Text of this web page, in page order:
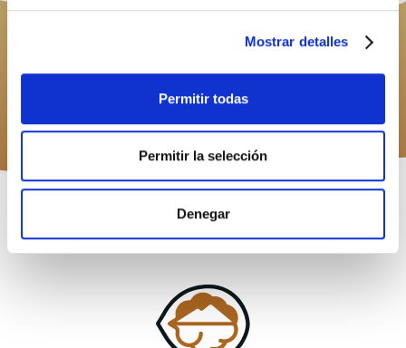
Mostrar detalles
Permitir todas
Permitir la selección
Denegar
¿Sabes la cantidad de beneficios que tienen las nueces?